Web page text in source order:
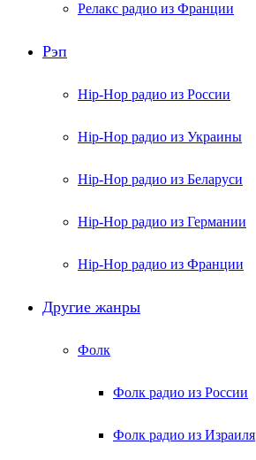
Релакс радио из Франции
Рэп
Hip-Hop радио из России
Hip-Hop радио из Украины
Hip-Hop радио из Беларуси
Hip-Hop радио из Германии
Hip-Hop радио из Франции
Другие жанры
Фолк
Фолк радио из России
Фолк радио из Израиля